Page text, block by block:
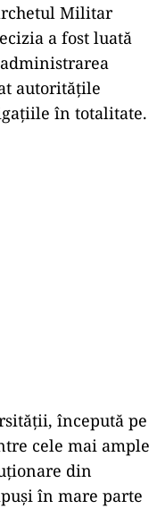
Militar
a fost luată
autoritățile
în totalitate.
începută pe
cele mai ample
din
în mare parte